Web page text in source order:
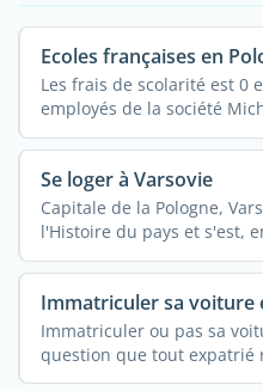
Ecoles françaises en
Les frais de scolarité est 0
employés de la société
Se loger à Varsovie
Capitale de la Pologne,
l'Histoire du pays et s'est,
en ...
Immatriculer sa voiture
Immatriculer ou pas sa
question que tout expatrié restant à moyen terme dans
...